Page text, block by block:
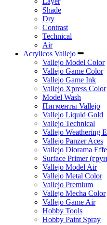
Shade
Dry
Contrast
Technical
Air
Acrylicos Vallejo
Vallejo Model Color
Vallejo Game Color
Vallejo Game Ink
Vallejo Xpress Color
Model Wash
Пигменты Vallejo
Vallejo Liquid Gold
Vallejo Technical
Vallejo Weathering
Vallejo Panzer Aces
Vallejo Diorama
Surface Primer
Vallejo Model Air
Vallejo Metal Color
Vallejo Premium
Vallejo Mecha Color
Vallejo Game Air
Hobby Tools
Hobby Paint Spray